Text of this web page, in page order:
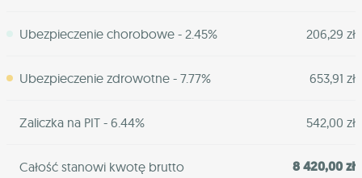
Ubezpieczenie chorobowe - 2.45% 206,29 zł
Ubezpieczenie zdrowotne - 7.77% 653,91 zł
Zaliczka na PIT - 6.44% 542,00 zł
Całość stanowi kwotę brutto 8 420,00 zł